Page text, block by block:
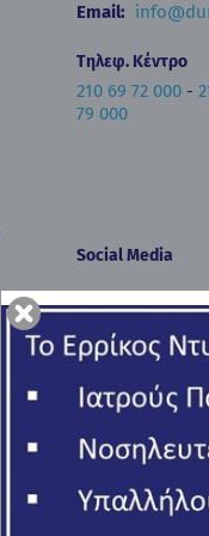
Email:
Τηλεφ. Κέντρο
210 69 72 000 -
79 000
Social Media